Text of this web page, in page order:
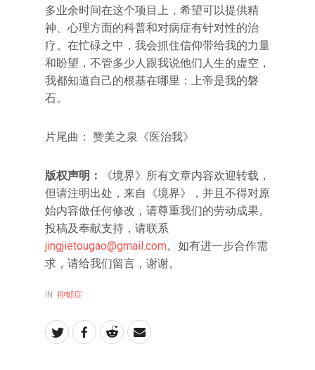
多业余时间在这个项目上，希望可以提供精
神、心理方面的科普和对病症有针对性的治
疗。在忙碌之中，我会抓住信仰带给我的力量
和盼望，不管多少人跟我说他们人生的虚空，
我都知道自己的根基在哪里：上帝是我的磐
石。
片尾曲： 赞美之泉《医治我》
版权声明：
《境界》所有文章内容欢迎转载，
但请注明出处，来自《境界》，并且不得对原
始内容做任何修改，请尊重我们的劳动成果。
投稿及奉献支持，请联系
jingjietougao@gmail.com。如有进一步合作需
求，请给我们留言，谢谢。
IN: 抑郁症